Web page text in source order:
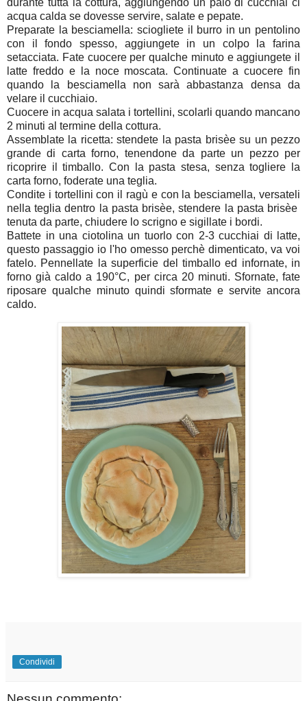
acqua calda se dovesse servire, salate e pepate.
Preparate la besciamella: sciogliete il burro in un pentolino
con il fondo spesso, aggiungete in un colpo la farina
setacciata. Fate cuocere per qualche minuto e aggiungete il
latte freddo e la noce moscata. Continuate a cuocere fin
quando la besciamella non sarà abbastanza densa da
velare il cucchiaio.
Cuocere in acqua salata i tortellini, scolarli quando mancano
2 minuti al termine della cottura.
Assemblate la ricetta: stendete la pasta brisèe su un pezzo
grande di carta forno, tenendone da parte un pezzo per
ricoprire il timballo. Con la pasta stesa, senza togliere la
carta forno, foderate una teglia.
Condite i tortellini con il ragù e con la besciamella, versateli
nella teglia dentro la pasta brisèe, stendere la pasta brisèe
tenuta da parte, chiudere lo scrigno e sigillate i bordi.
Battete in una ciotolina un tuorlo con 2-3 cucchiai di latte,
questo passaggio io l'ho omesso perchè dimenticato, va voi
fatelo. Pennellate la superficie del timballo ed infornate, in
forno già caldo a 190°C, per circa 20 minuti. Sfornate, fate
riposare qualche minuto quindi sformate e servite ancora
caldo.
Condividi